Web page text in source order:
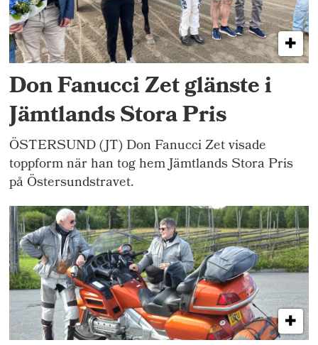
Don Fanucci Zet glänste i
Jämtlands Stora Pris
ÖSTERSUND (JT) Don Fanucci Zet visade
toppform när han tog hem Jämtlands Stora Pris
på Östersundstravet.